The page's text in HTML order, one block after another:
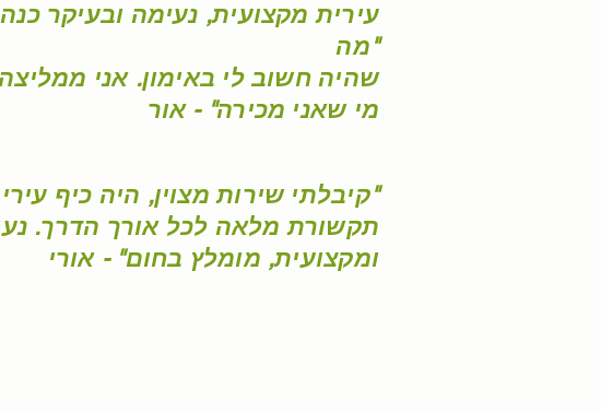
עירית מקצועית, נעימה ובעיקר
מה"
שהיה חשוב לי באימון. אני
מי שאני מכירה" - אור
,קיבלתי שירות מצוין, היה כיף עירית מקסימה"
תקשורת מלאה לכל אורך הדרך.
ומקצועית, מומלץ בחום" - אורי